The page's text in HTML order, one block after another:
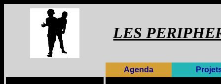
LES
Agenda